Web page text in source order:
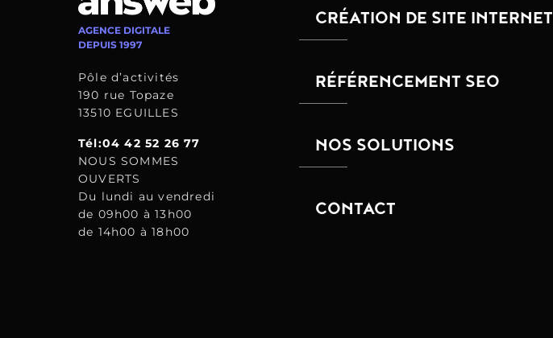
AGENCE DIGITALE
DEPUIS 1997
Pôle d’activités
190 rue Topaze
13510 EGUILLES
Tél:04 42 52 26 77
NOUS SOMMES
OUVERTS
Du lundi au vendredi
de 09h00 à 13h00
de 14h00 à 18h00
CRÉATION DE SITE INTERNET
RÉFÉRENCEMENT SEO
NOS SOLUTIONS
CONTACT